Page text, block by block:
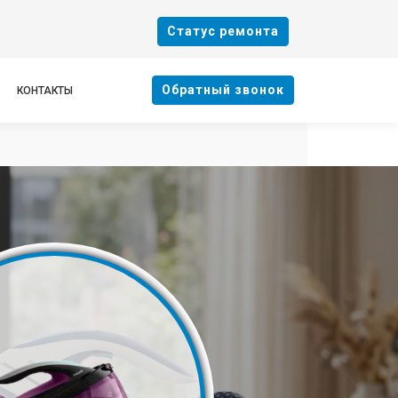
Cтатус ремонта
КОНТАКТЫ Oбратный звонок